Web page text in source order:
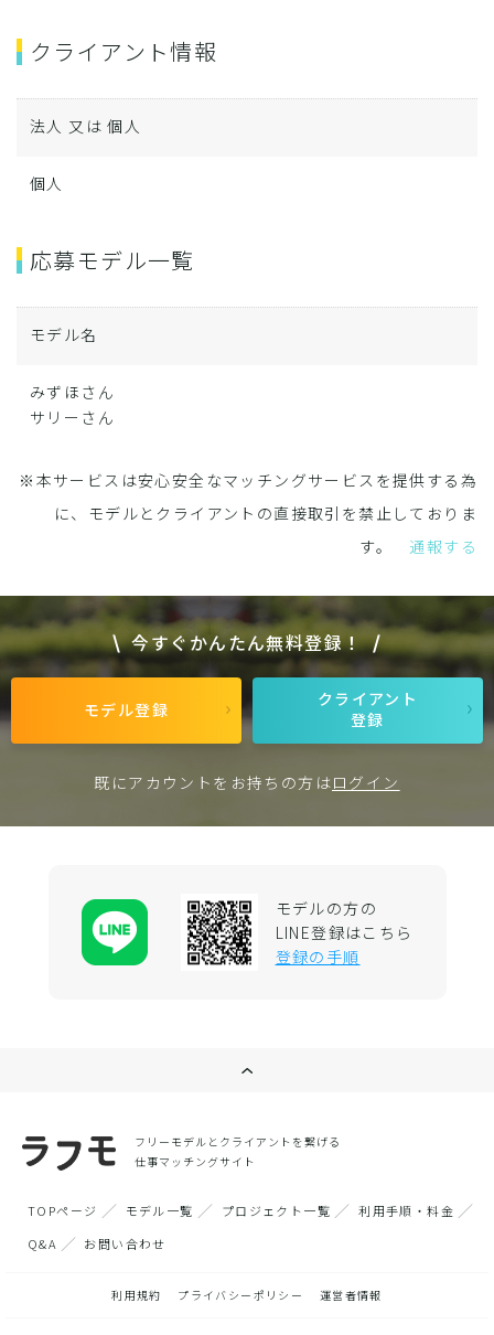
クライアント情報
法人 又は 個人
個人
応募モデル一覧
モデル名
みずほさん
サリーさん
※本サービスは安心安全なマッチングサービスを提供する為
に、モデルとクライアントの直接取引を禁止しておりま
す。通報する
今すぐかんたん無料登録！
モデル登録
クライアント
登録
既にアカウントをお持ちの方はログイン
モデルの方の
LINE登録はこちら
登録の手順
フリーモデルとクライアントを繋げる
仕事マッチングサイト
TOPページ モデル一覧 プロジェクト一覧
利用手順・料金
Q&A
お問い合わせ
利用規約 プライバシーポリシー 運営者情報